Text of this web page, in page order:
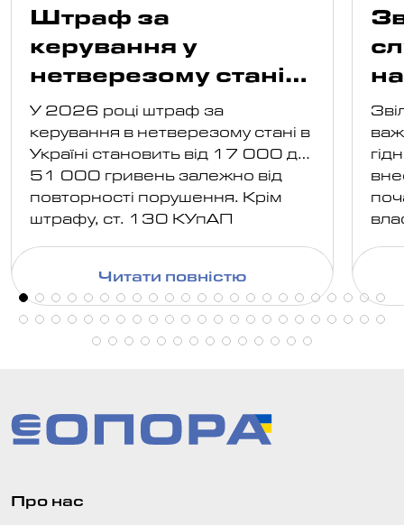
Штраф за
керування у
нетверезому стані
2026: розміри
У 2026 році штраф за
керування в нетверезому стані в
Україні становить від 17 000 до
51 000 гривень залежно від
повторності порушення. Крім
штрафу, ст. 130 КУпАП
транспортними засобами, а в
окремих випадках й конфіскацію
автомобіля або
адміністративний арешт.
Читати повністю
Про нас